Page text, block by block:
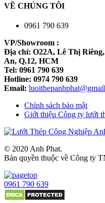
VỀ CHÚNG TÔI
0961 790 639
VP/Showroom :
Địa chỉ: O22A, Lê Thị
An, Q.12, HCM
Tel: 0961 790 639
Hotline: 0974 790 639
Email:
Chính sách bảo mật
Giới thiệu Công ty lưới
© 2020 Anh Phat.
Bản quyền thuộc về Công ty
0961 790 639